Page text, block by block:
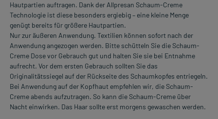
Hautpartien auftragen. Dank der Allpresan Schaum-Creme
Technologie ist diese besonders ergiebig – eine kleine Menge
genügt bereits für größere Hautpartien.
Nur zur äußeren Anwendung. Textilien können sofort nach der
Anwendung angezogen werden. Bitte schütteln Sie die Schaum-
Creme Dose vor Gebrauch gut und halten Sie sie bei Entnahme
aufrecht. Vor dem ersten Gebrauch sollten Sie das
Originalitätssiegel auf der Rückseite des Schaumkopfes entriegeln.
Bei Anwendung auf der Kopfhaut empfehlen wir, die Schaum-
Creme abends aufzutragen. So kann die Schaum-Creme über
Nacht einwirken. Das Haar sollte erst morgens gewaschen werden.